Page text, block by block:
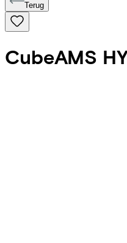
Terug
CubeAMS